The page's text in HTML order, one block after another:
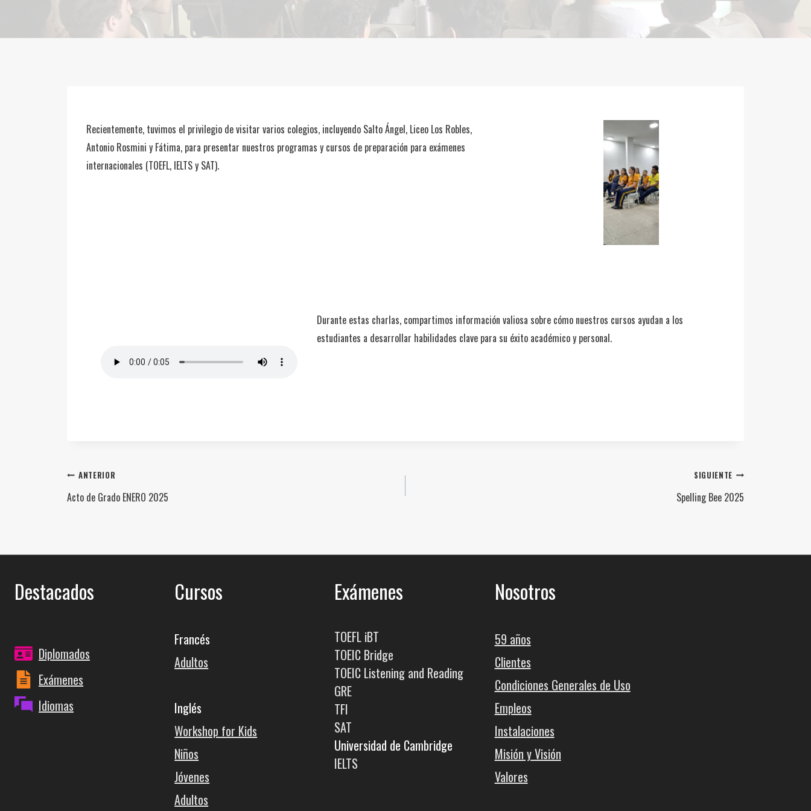
Recientemente, tuvimos el privilegio de visitar varios colegios, incluyendo Salto Ángel, Liceo Los Robles,
Antonio Rosmini y Fátima, para presentar nuestros programas y cursos de preparación para exámenes
internacionales (TOEFL, IELTS y SAT).
Durante estas charlas, compartimos información valiosa sobre cómo nuestros cursos ayudan a los
estudiantes a desarrollar habilidades clave para su éxito académico y personal.
Navegación
entradas
ANTERIOR
Acto de Grado ENERO 2025
SIGUIENTE
Spelling Bee 2025
Destacados
Diplomados
Exámenes
Idiomas
Cursos
Francés
Adultos
Inglés
Workshop for Kids
Niños
Jóvenes
Adultos
Exámenes
TOEFL iBT
TOEIC Bridge
TOEIC Listening and Reading
GRE
TFI
SAT
Universidad de Cambridge
IELTS
Nosotros
59 años
Clientes
Condiciones Generales de Uso
Empleos
Instalaciones
Misión y Visión
Valores